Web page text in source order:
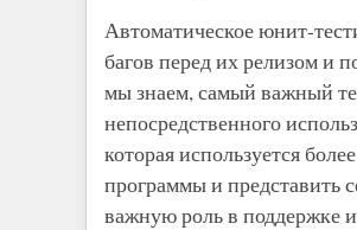
Автоматическое юнит-
багов перед их релизом и
мы знаем, самый важный
непосредственного
которая используется
программы и представить
важную роль в поддержке